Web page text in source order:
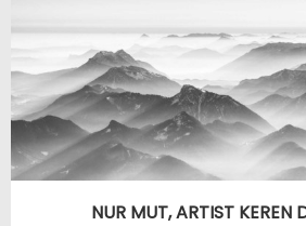
NUR MUT, ARTIST KEREN